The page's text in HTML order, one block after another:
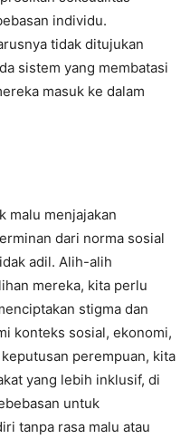
individu.
tidak ditujukan
sistem yang membatasi
masuk ke dalam
malu menjajakan
dari norma sosial
adil. Alih-alih
mereka, kita perlu
stigma dan
konteks sosial, ekonomi,
perempuan, kita
yang lebih inklusif, di
untuk
tanpa rasa malu atau